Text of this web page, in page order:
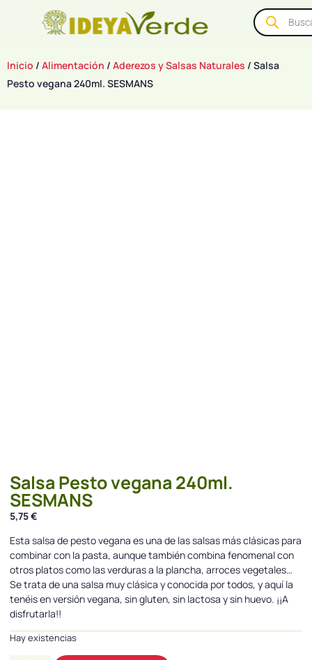
Inicio / Alimentación / Aderezos y Salsas Naturales / Salsa
Pesto vegana 240ml. SESMANS
Salsa Pesto vegana 240ml.
SESMANS
5,75€
Esta salsa de pesto vegana es una de las salsas más clásicas para
combinar con la pasta, aunque también combina fenomenal con
otros platos como las verduras a la plancha, arroces vegetales…
Se trata de una salsa muy clásica y conocida por todos, y aquí la
tenéis en versión vegana, sin gluten, sin lactosa y sin huevo. ¡¡A
disfrutarla!!
Hay existencias